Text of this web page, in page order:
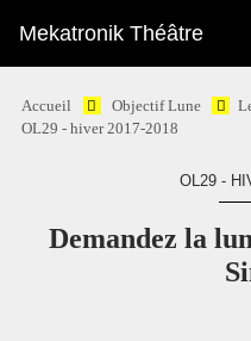
Mekatronik Théâtre
Accueil Objectif Lune
OL29 - hiver 2017-2018
OL29 -
Demandez la